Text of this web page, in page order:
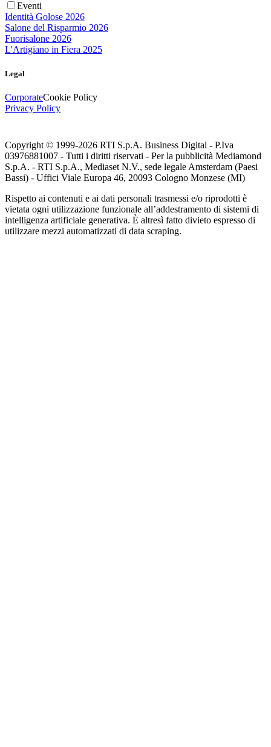
Eventi
Identità Golose 2026
Salone del Risparmio 2026
Fuorisalone 2026
L'Artigiano in Fiera 2025
Legal
CorporateCookie Policy
Privacy Policy
Copyright © 1999-2026 RTI S.p.A. Business Digital - P.Iva
03976881007 - Tutti i diritti riservati - Per la pubblicità Mediamond
S.p.A. - RTI S.p.A., Mediaset N.V., sede legale Amsterdam (Paesi
Bassi) - Uffici Viale Europa 46, 20093 Cologno Monzese (MI)
Rispetto ai contenuti e ai dati personali trasmessi e/o riprodotti è
vietata ogni utilizzazione funzionale all’addestramento di sistemi di
intelligenza artificiale generativa. È altresì fatto divieto espresso di
utilizzare mezzi automatizzati di data scraping.